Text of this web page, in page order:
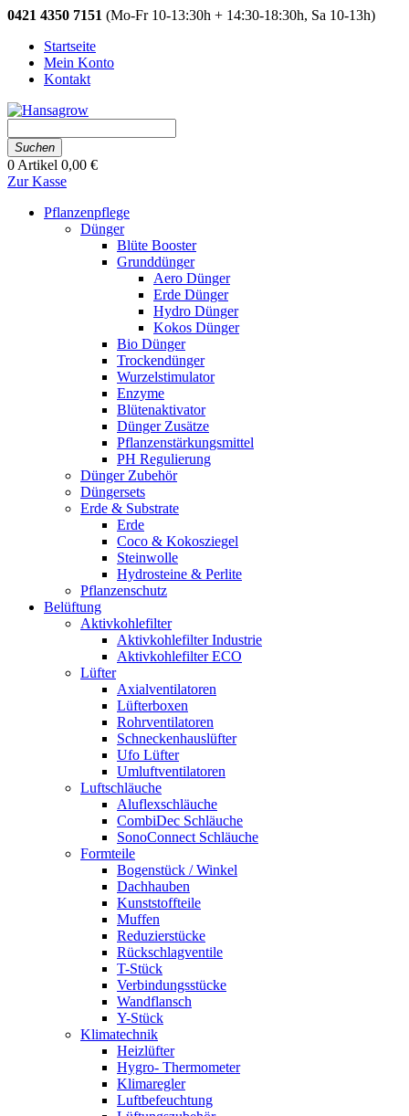
0421 4350 7151 (Mo-Fr 10-13:30h + 14:30-18:30h, Sa 10-13h)
Startseite
Mein Konto
Kontakt
Suchen
0 Artikel 0,00 €
Zur Kasse
Pflanzenpflege
Dünger
Blüte Booster
Grunddünger
Aero Dünger
Erde Dünger
Hydro Dünger
Kokos Dünger
Bio Dünger
Trockendünger
Wurzelstimulator
Enzyme
Blütenaktivator
Dünger Zusätze
Pflanzenstärkungsmittel
PH Regulierung
Dünger Zubehör
Düngersets
Erde & Substrate
Erde
Coco & Kokosziegel
Steinwolle
Hydrosteine & Perlite
Pflanzenschutz
Belüftung
Aktivkohlefilter
Aktivkohlefilter Industrie
Aktivkohlefilter ECO
Lüfter
Axialventilatoren
Lüfterboxen
Rohrventilatoren
Schneckenhauslüfter
Ufo Lüfter
Umluftventilatoren
Luftschläuche
Aluflexschläuche
CombiDec Schläuche
SonoConnect Schläuche
Formteile
Bogenstück / Winkel
Dachhauben
Kunststoffteile
Muffen
Reduzierstücke
Rückschlagventile
T-Stück
Verbindungsstücke
Wandflansch
Y-Stück
Klimatechnik
Heizlüfter
Hygro- Thermometer
Klimaregler
Luftbefeuchtung